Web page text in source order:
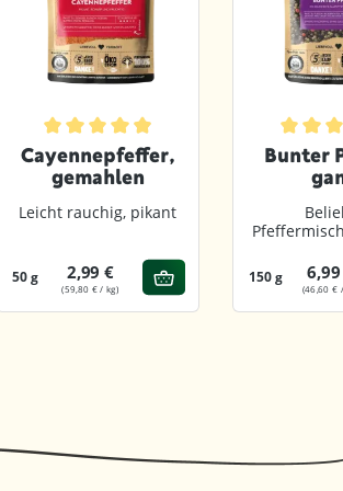
von 4.7 von 5 Sternen
Durchschnittliche Bewertung von 4.9 von
Cayennepfeffer,
gemahlen
Leicht rauchig, pikant
50 g 2,99 €
(59,80 € / kg)
Bunter
Sorten
150 g
(46,60 €